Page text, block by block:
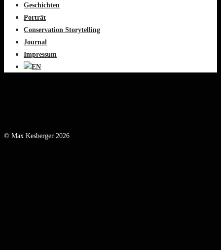
Geschichten
Porträt
Conservation Storytelling
Journal
Impressum
© Max Kesberger 2026